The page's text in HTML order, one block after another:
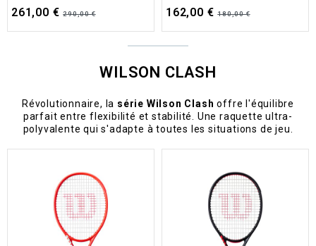
261,00 € 290,00 € 162,00 € 180,00 €
WILSON CLASH
Révolutionnaire, la série Wilson Clash offre l'équilibre
parfait entre flexibilité et stabilité. Une raquette ultra-
polyvalente qui s'adapte à toutes les situations de jeu.